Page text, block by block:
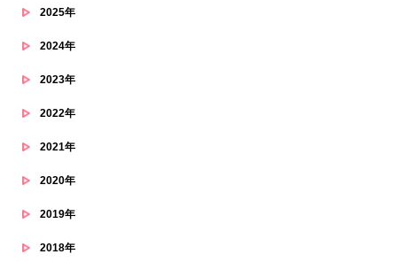
2025年
2024年
2023年
2022年
2021年
2020年
2019年
2018年